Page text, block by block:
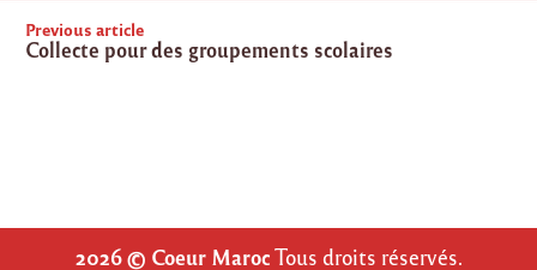
Previous article
Collecte pour des groupements scolaires
2026 © Coeur MarocTous droits réservés.